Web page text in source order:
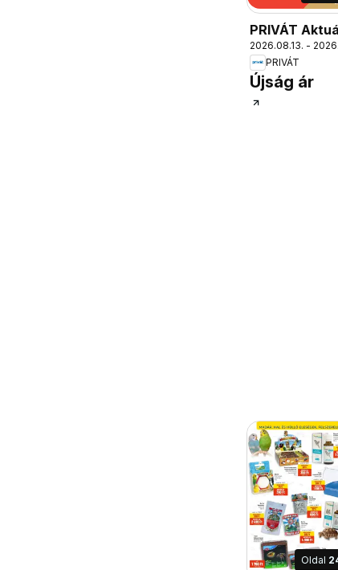
PRIVÁT
szórólap MAX
2026.08.13. -
PRIVÁT
Újság ár
Oldal